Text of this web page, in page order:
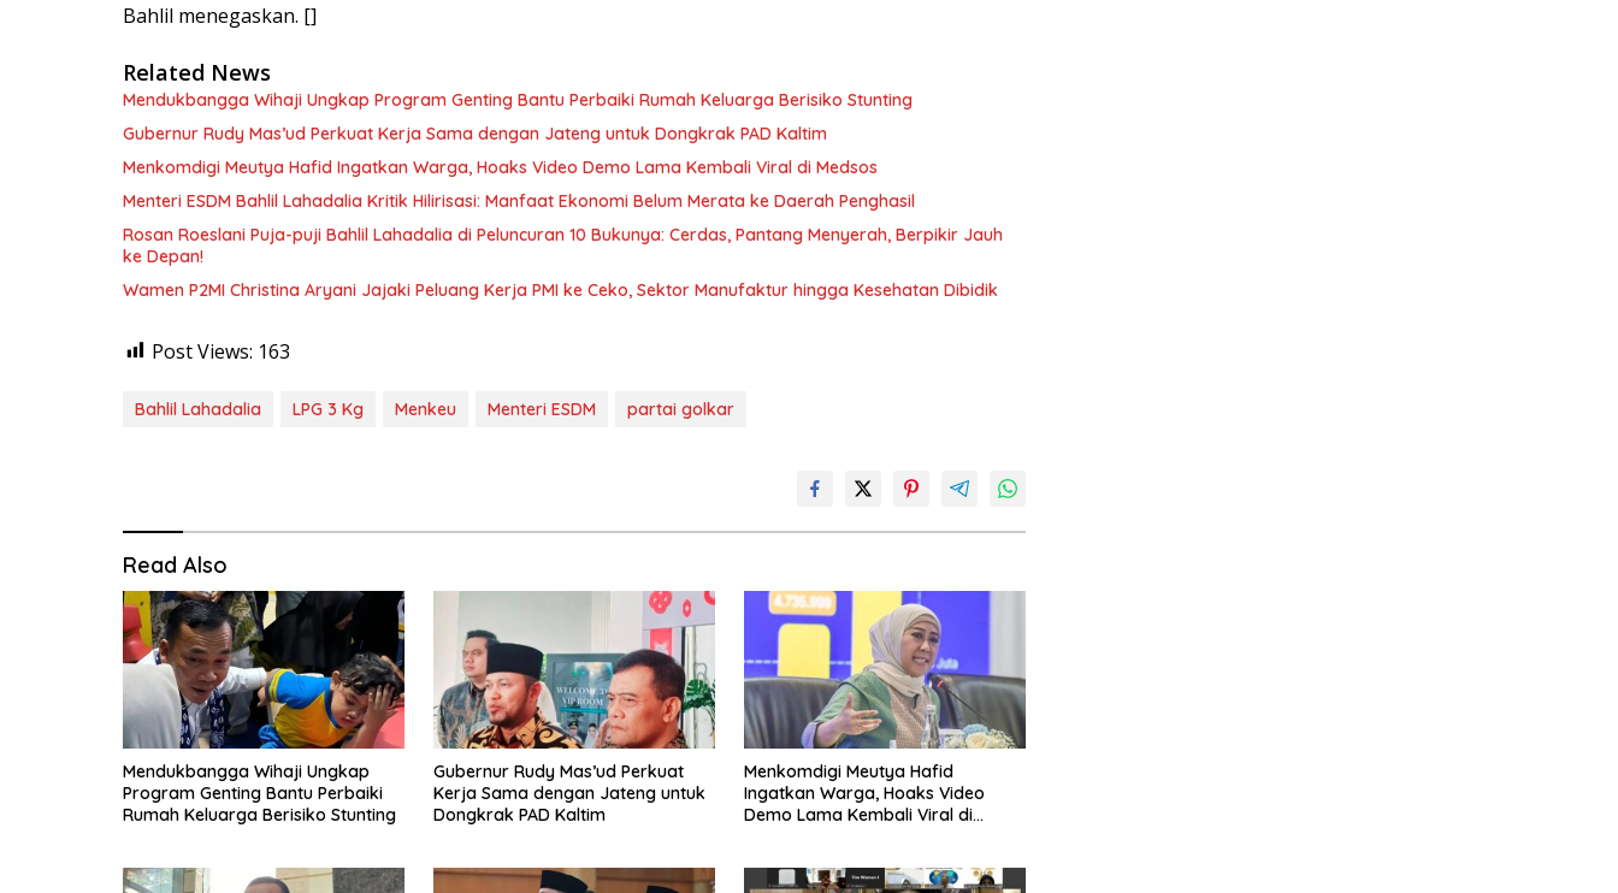
Bahlil menegaskan. []
Related News
Mendukbangga Wihaji Ungkap Program Genting Bantu Perbaiki Rumah Keluarga Berisiko Stunting
Gubernur Rudy Mas’ud Perkuat Kerja Sama dengan Jateng untuk Dongkrak PAD Kaltim
Menkomdigi Meutya Hafid Ingatkan Warga, Hoaks Video Demo Lama Kembali Viral di Medsos
Menteri ESDM Bahlil Lahadalia Kritik Hilirisasi: Manfaat Ekonomi Belum Merata ke Daerah Penghasil
Rosan Roeslani Puja-puji Bahlil Lahadalia di Peluncuran 10 Bukunya: Cerdas, Pantang Menyerah, Berpikir Jauh
ke Depan!
Wamen P2MI Christina Aryani Jajaki Peluang Kerja PMI ke Ceko, Sektor Manufaktur hingga Kesehatan Dibidik
Post Views: 163
Bahlil Lahadalia LPG 3 Kg Menkeu Menteri ESDM partai golkar
Read Also
Mendukbangga Wihaji Ungkap
Program Genting Bantu Perbaiki
Rumah Keluarga Berisiko Stunting
Gubernur Rudy Mas’ud Perkuat
Kerja Sama dengan Jateng untuk
Dongkrak PAD Kaltim
Menkomdigi Meutya Hafid
Ingatkan Warga, Hoaks Video
Demo Lama Kembali Viral di